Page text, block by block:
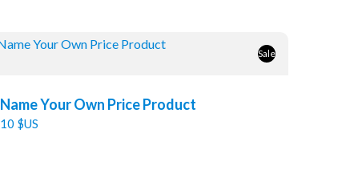
Sale
Name Your Own Price Product
10 $US